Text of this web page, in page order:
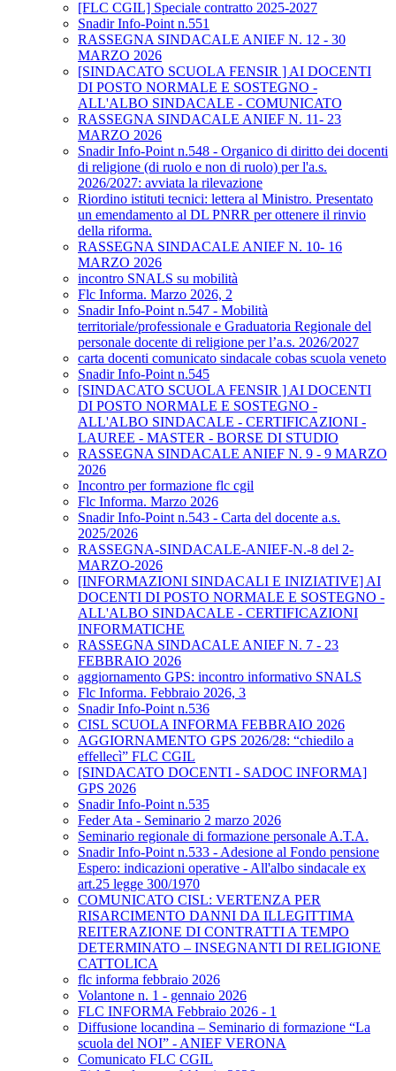
[FLC CGIL] Speciale contratto 2025-2027
Snadir Info-Point n.551
RASSEGNA SINDACALE ANIEF N. 12 - 30
MARZO 2026
[SINDACATO SCUOLA FENSIR ] AI DOCENTI
DI POSTO NORMALE E SOSTEGNO -
ALL'ALBO SINDACALE - COMUNICATO
RASSEGNA SINDACALE ANIEF N. 11- 23
MARZO 2026
Snadir Info-Point n.548 - Organico di diritto dei docenti
di religione (di ruolo e non di ruolo) per l'a.s.
2026/2027: avviata la rilevazione
Riordino istituti tecnici: lettera al Ministro. Presentato
un emendamento al DL PNRR per ottenere il rinvio
della riforma.
RASSEGNA SINDACALE ANIEF N. 10- 16
MARZO 2026
incontro SNALS su mobilità
Flc Informa. Marzo 2026, 2
Snadir Info-Point n.547 - Mobilità
territoriale/professionale e Graduatoria Regionale del
personale docente di religione per l’a.s. 2026/2027
carta docenti comunicato sindacale cobas scuola veneto
Snadir Info-Point n.545
[SINDACATO SCUOLA FENSIR ] AI DOCENTI
DI POSTO NORMALE E SOSTEGNO -
ALL'ALBO SINDACALE - CERTIFICAZIONI -
LAUREE - MASTER - BORSE DI STUDIO
RASSEGNA SINDACALE ANIEF N. 9 - 9 MARZO
2026
Incontro per formazione flc cgil
Flc Informa. Marzo 2026
Snadir Info-Point n.543 - Carta del docente a.s.
2025/2026
RASSEGNA-SINDACALE-ANIEF-N.-8 del 2-
MARZO-2026
[INFORMAZIONI SINDACALI E INIZIATIVE] AI
DOCENTI DI POSTO NORMALE E SOSTEGNO -
ALL'ALBO SINDACALE - CERTIFICAZIONI
INFORMATICHE
RASSEGNA SINDACALE ANIEF N. 7 - 23
FEBBRAIO 2026
aggiornamento GPS: incontro informativo SNALS
Flc Informa. Febbraio 2026, 3
Snadir Info-Point n.536
CISL SCUOLA INFORMA FEBBRAIO 2026
AGGIORNAMENTO GPS 2026/28: “chiedilo a
effellecì” FLC CGIL
[SINDACATO DOCENTI - SADOC INFORMA]
GPS 2026
Snadir Info-Point n.535
Feder Ata - Seminario 2 marzo 2026
Seminario regionale di formazione personale A.T.A.
Snadir Info-Point n.533 - Adesione al Fondo pensione
Espero: indicazioni operative - All'albo sindacale ex
art.25 legge 300/1970
COMUNICATO CISL: VERTENZA PER
RISARCIMENTO DANNI DA ILLEGITTIMA
REITERAZIONE DI CONTRATTI A TEMPO
DETERMINATO – INSEGNANTI DI RELIGIONE
CATTOLICA
flc informa febbraio 2026
Volantone n. 1 - gennaio 2026
FLC INFORMA Febbraio 2026 - 1
Diffusione locandina – Seminario di formazione “La
scuola del NOI” - ANIEF VERONA
Comunicato FLC CGIL